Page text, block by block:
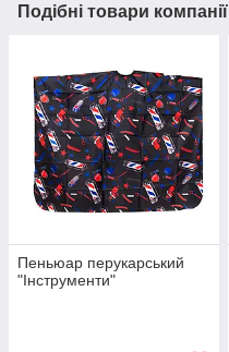
Подібні товари компанії
Пеньюар перукарський
"Інструменти"